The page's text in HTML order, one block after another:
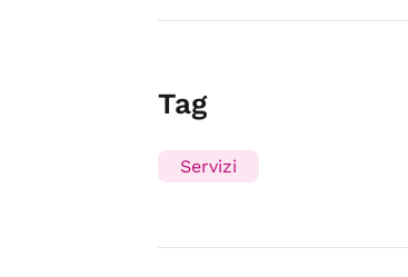
Tag
Servizi